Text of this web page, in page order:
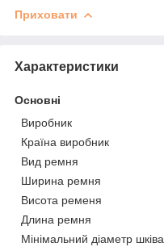
Приховати
Характеристики
Основні
Виробник
Країна виробник
Вид ремня
Ширина ремня
Висота ременя
Длина ремня
Мінімальний діаметр шківа